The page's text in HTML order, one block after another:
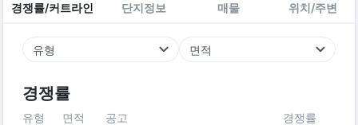
경쟁률/커트라인 단지정보 매물 위치/주변
유형 면적
경쟁률
유형 면적 공고 경쟁률